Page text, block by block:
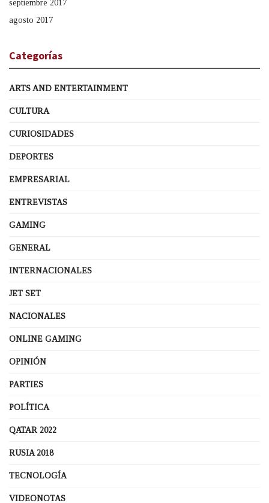
septiembre 2017
agosto 2017
Categorías
ARTS AND ENTERTAINMENT
CULTURA
CURIOSIDADES
DEPORTES
EMPRESARIAL
ENTREVISTAS
GAMING
GENERAL
INTERNACIONALES
JET SET
NACIONALES
ONLINE GAMING
OPINIÓN
PARTIES
POLÍTICA
QATAR 2022
RUSIA 2018
TECNOLOGÍA
VIDEONOTAS